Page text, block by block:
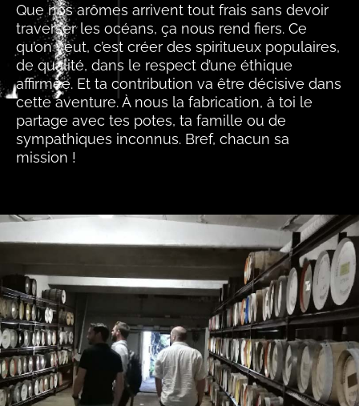
Que nos arômes arrivent tout frais sans devoir
traverser les océans, ça nous rend fiers. Ce
qu’on veut, c’est créer des spiritueux populaires,
de qualité, dans le respect d’une éthique
affirmée. Et ta contribution va être décisive dans
cette aventure. À nous la fabrication, à toi le
partage avec tes potes, ta famille ou de
sympathiques inconnus. Bref, chacun sa
mission !